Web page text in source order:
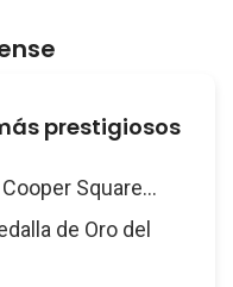
prestigiosos
Square...
de Oro del